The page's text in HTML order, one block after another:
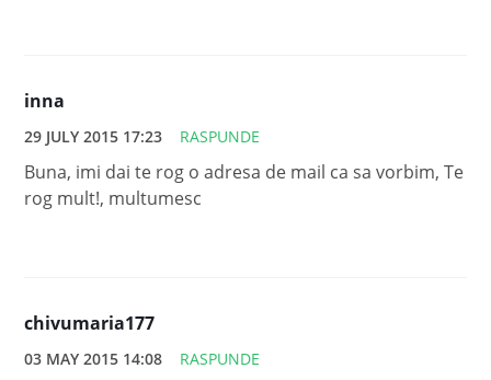
inna
29 JULY 2015 17:23 RASPUNDE
Buna, imi dai te rog o adresa de mail ca sa vorbim, Te
rog mult!, multumesc
chivumaria177
03 MAY 2015 14:08 RASPUNDE